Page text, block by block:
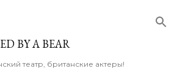
BY A BEAR
театр, британские актеры!